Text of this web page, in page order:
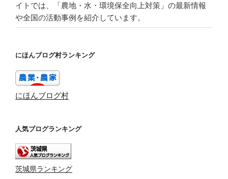
イトでは、「農地・水・環境保全向上対策」の最新情報
や全国の活動事例を紹介しています。
にほんブログ村ランキング
にほんブログ村
人気ブログランキング
茨城県ランキング